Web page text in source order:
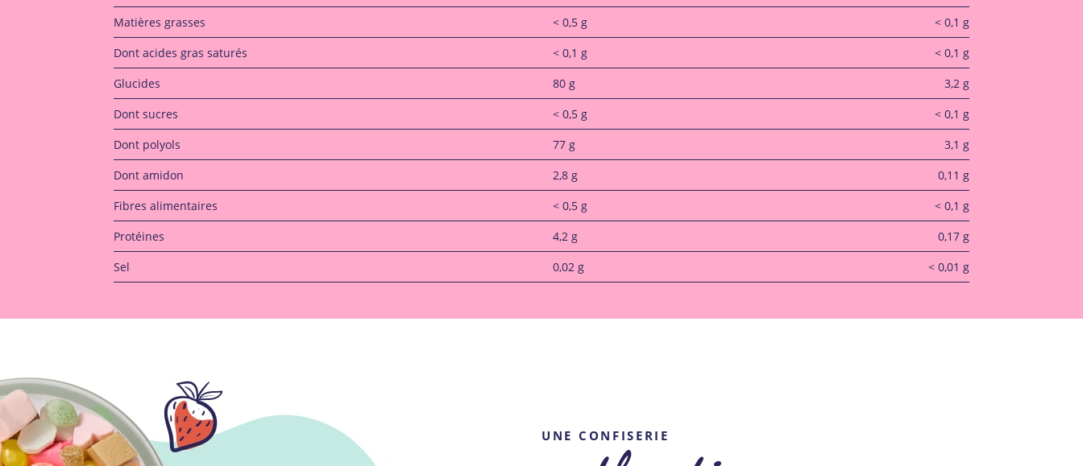
Matières grasses
< 0,5 g
< 0,1 g
Dont acides gras saturés
< 0,1 g
< 0,1 g
Glucides
80 g
3,2 g
Dont sucres
< 0,5 g
< 0,1 g
Dont polyols
77 g
3,1 g
Dont amidon
2,8 g
0,11 g
Fibres alimentaires
< 0,5 g
< 0,1 g
Protéines
4,2 g
0,17 g
Sel
0,02 g < 0,01 g
UNE CONFISERIE